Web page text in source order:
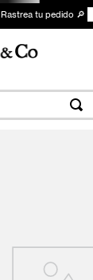
Rastrea tu pedido 🔎